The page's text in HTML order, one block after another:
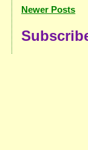
Newer Posts